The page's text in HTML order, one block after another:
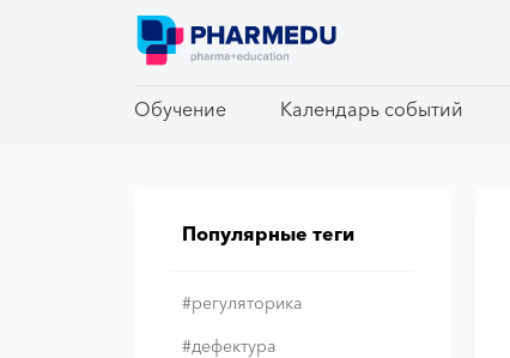
Обучение Календарь событий
Обучение Календарь событий
Популярные теги
#регуляторика
#дефектура